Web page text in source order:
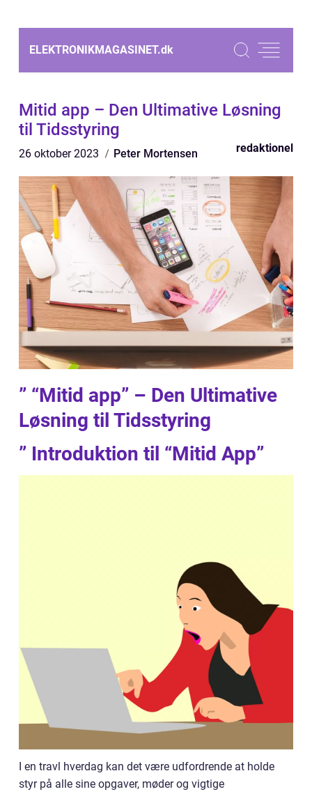
ELEKTRONIKMAGASINET.dk
Mitid app – Den Ultimative Løsning
til Tidsstyring
26 oktober 2023 Peter Mortensen redaktionel
” “Mitid app” – Den Ultimative
Løsning til Tidsstyring
” Introduktion til “Mitid App”
I en travl hverdag kan det være udfordrende at holde
styr på alle sine opgaver, møder og vigtige